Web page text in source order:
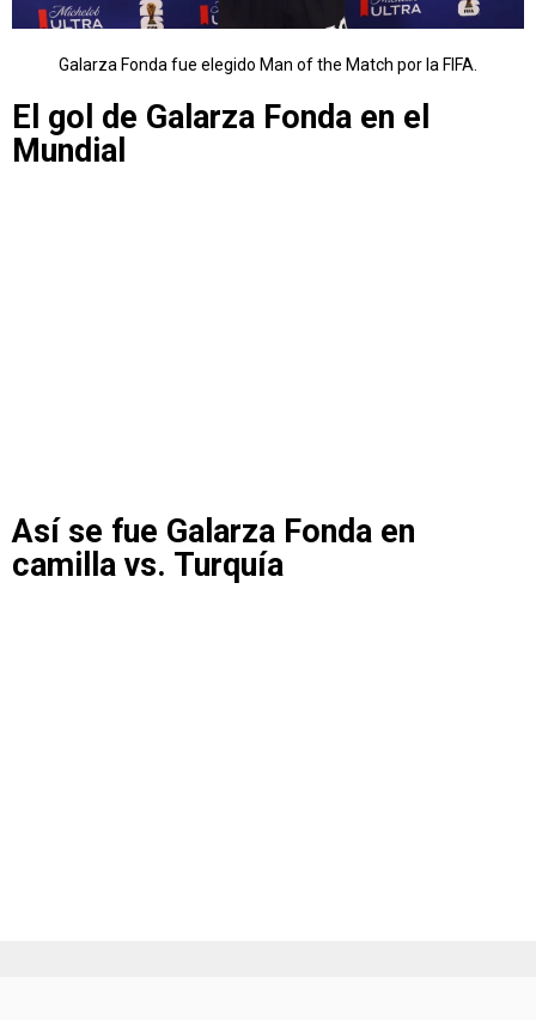
Galarza Fonda fue elegido Man of the Match por la FIFA.
El gol de Galarza Fonda en el
Mundial
Así se fue Galarza Fonda en
camilla vs. Turquía